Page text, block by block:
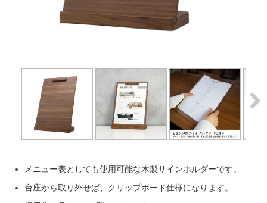
メニュー表としても使用可能な木製サインホルダーです。
台座から取り外せば、クリップボード仕様になります。